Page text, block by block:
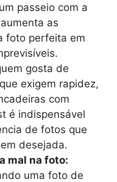
passeio com a
as
foto perfeita em
gosta de
exigem rapidez,
com
é indispensável
de fotos que
desejada.
mal na foto:
uma foto de